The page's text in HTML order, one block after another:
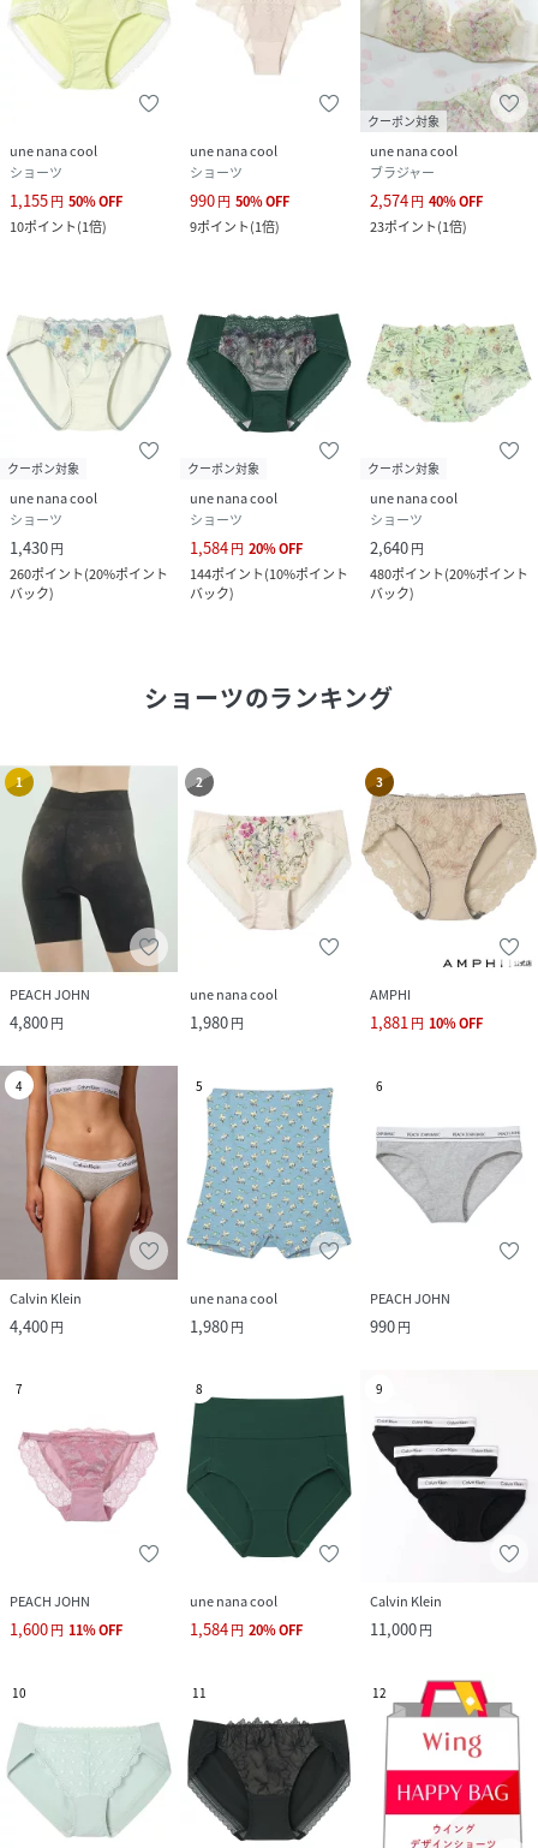
une nana cool
ショーツ
1,155円 50%OFF
10ポイント(1倍)
une nana cool
ショーツ
990円 50%OFF
9ポイント(1倍)
クーポン対象
une nana cool
ブラジャー
2,574円 40%OFF
23ポイント(1倍)
クーポン対象
une nana cool
ショーツ
1,430円
260ポイント(20%ポイント
バック)
クーポン対象
une nana cool
ショーツ
1,584円 20%OFF
144ポイント(10%ポイント
バック)
クーポン対象
une nana cool
ショーツ
2,640円
480ポイント(20%ポイント
バック)
ショーツのランキング
1
PEACH JOHN
4,800円
2
une nana cool
1,980円
3
AMPHI
1,881円 10%OFF
4
Calvin Klein
4,400円
5
une nana cool
1,980円
6
PEACH JOHN
990円
7
PEACH JOHN
1,600円 11%OFF
8
une nana cool
1,584円 20%OFF
9
Calvin Klein
11,000円
10 11 12